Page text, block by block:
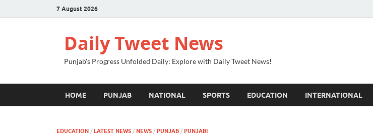
7 August 2026
Daily Tweet News
Punjab's Progress Unfolded Daily: Explore with Daily Tweet News!
HOME PUNJAB NATIONAL SPORTS EDUCATION INTERNATIONAL
EDUCATION / LATEST NEWS / NEWS / PUNJAB / PUNJABI